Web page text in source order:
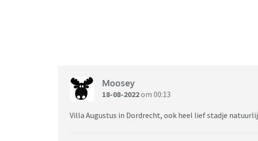
Moosey
18-08-2022om 00:13
Villa Augustus in Dordrecht, ook heel lief stadje